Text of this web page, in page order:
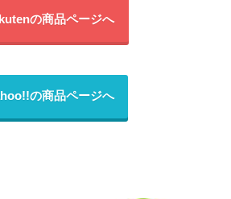
の商品ページへ
の商品ページへ